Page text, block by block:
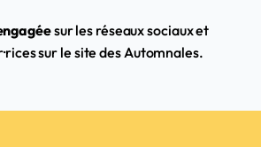
sur les réseaux sociaux et
·ricessur le site des Automnales.